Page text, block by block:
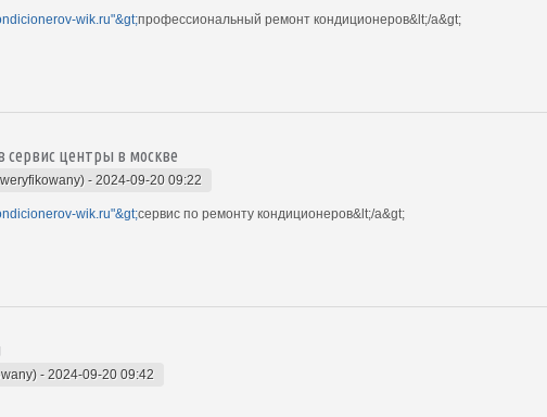
wik.ru"&gt;профессиональный ремонт кондиционеров&lt;/a&gt;
сервис центры в москве
- 2024-09-20 09:22
wik.ru"&gt;сервис по ремонту кондиционеров&lt;/a&gt;
- 2024-09-20 09:42